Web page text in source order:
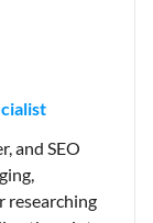
and SEO
researching